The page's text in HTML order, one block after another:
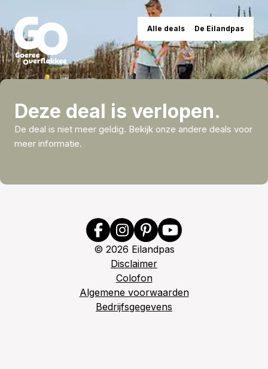
Alle deals De Eilandpas
Deze deal is verlopen.
De deal is niet meer geldig. Bekijk onze andere deals voor
meer informatie.
© 2026 Eilandpas
Disclaimer
Colofon
Algemene voorwaarden
Bedrijfsgegevens